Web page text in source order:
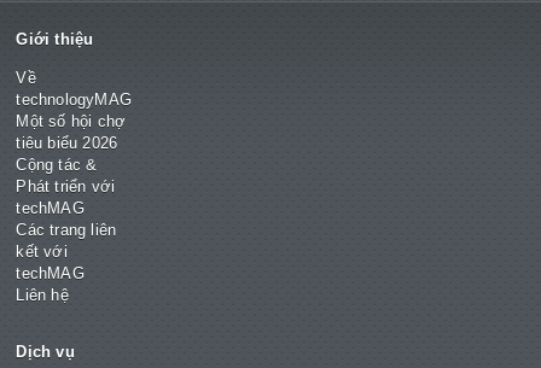
Giới thiệu
Về
technologyMAG
Một số hội chợ
tiêu biểu 2026
Cộng tác &
Phát triển với
techMAG
Các trang liên
kết với
techMAG
Liên hệ
Dịch vụ